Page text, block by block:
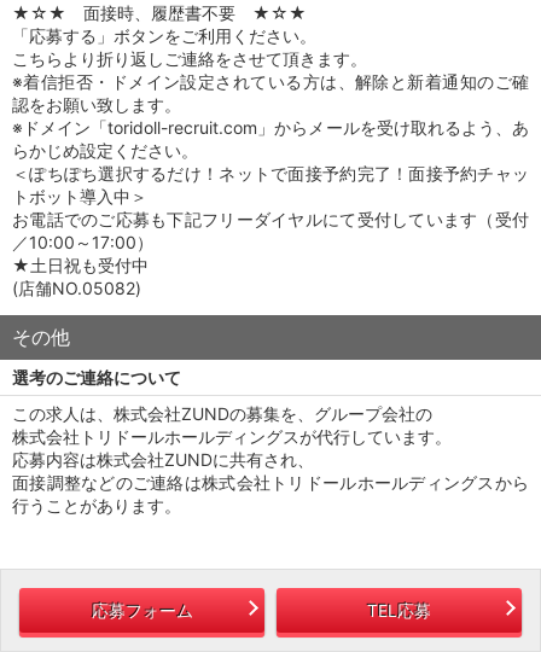
★☆★ 面接時、履歴書不要 ★☆★
「応募する」ボタンをご利用ください。
こちらより折り返しご連絡をさせて頂きます。
※着信拒否・ドメイン設定されている方は、解除と新着通知のご確
認をお願い致します。
※ドメイン「toridoll-recruit.com」からメールを受け取れるよう、あ
らかじめ設定ください。
＜ぽちぽち選択するだけ！ネットで面接予約完了！面接予約チャッ
トボット導入中＞
お電話でのご応募も下記フリーダイヤルにて受付しています（受付
／10:00～17:00）
★土日祝も受付中
(店舗NO.05082)
その他
選考のご連絡について
この求人は、株式会社ZUNDの募集を、グループ会社の
株式会社トリドールホールディングスが代行しています。
応募内容は株式会社ZUNDに共有され、
面接調整などのご連絡は株式会社トリドールホールディングスから
行うことがあります。
応募フォーム TEL応募